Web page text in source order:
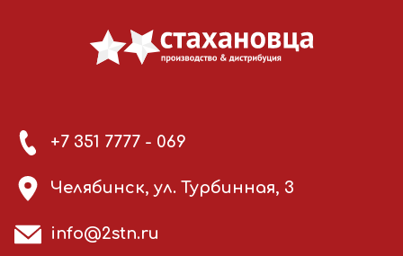
+7 351 7777 - 069
Челябинск, ул. Турбинная, 3
info@2stn.ru